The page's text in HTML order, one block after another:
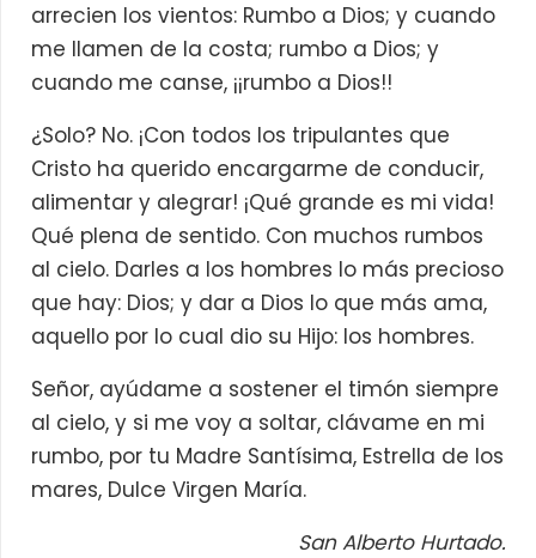
arrecien los vientos: Rumbo a Dios; y cuando
me llamen de la costa; rumbo a Dios; y
cuando me canse, ¡¡rumbo a Dios!!
¿Solo? No. ¡Con todos los tripulantes que
Cristo ha querido encargarme de conducir,
alimentar y alegrar! ¡Qué grande es mi vida!
Qué plena de sentido. Con muchos rumbos
al cielo. Darles a los hombres lo más precioso
que hay: Dios; y dar a Dios lo que más ama,
aquello por lo cual dio su Hijo: los hombres.
Señor, ayúdame a sostener el timón siempre
al cielo, y si me voy a soltar, clávame en mi
rumbo, por tu Madre Santísima, Estrella de los
mares, Dulce Virgen María.
San Alberto Hurtado.